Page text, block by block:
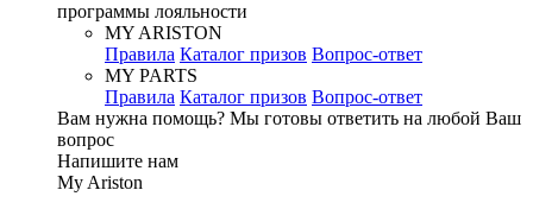
программы лояльности
MY ARISTON
Правила Каталог призов Вопрос-ответ
MY PARTS
Правила Каталог призов Вопрос-ответ
Вам нужна помощь? Мы готовы ответить на любой Ваш
вопрос
Напишите нам
My Ariston